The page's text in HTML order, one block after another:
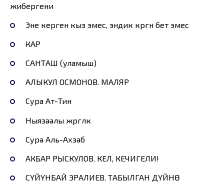
жибергени
Эне керген кыз эмес, эндик көргөн бет эмес
КАР
САНТАШ (уламыш)
АЛЫКУЛ ОСМОНОВ. МАЛЯР
Сура Ат-Тин
Ныязаалы жөргөлөк
Сура Аль-Ахзаб
АКБАР РЫСКУЛОВ. КЕЛ, КЕЧИГЕЛИ!
СҮЙҮНБАЙ ЭРАЛИЕВ. ТАБЫЛГАН ДҮЙНӨ